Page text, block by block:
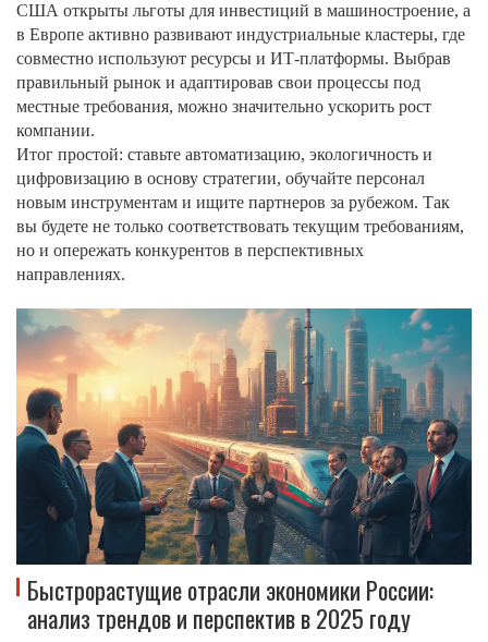
США открыты льготы для инвестиций в машиностроение, а
в Европе активно развивают индустриальные кластеры, где
совместно используют ресурсы и ИТ‑платформы. Выбрав
правильный рынок и адаптировав свои процессы под
местные требования, можно значительно ускорить рост
компании.
Итог простой: ставьте автоматизацию, экологичность и
цифровизацию в основу стратегии, обучайте персонал
новым инструментам и ищите партнеров за рубежом. Так
вы будете не только соответствовать текущим требованиям,
но и опережать конкурентов в перспективных
направлениях.
Быстрорастущие отрасли экономики России:
анализ трендов и перспектив в 2025 году